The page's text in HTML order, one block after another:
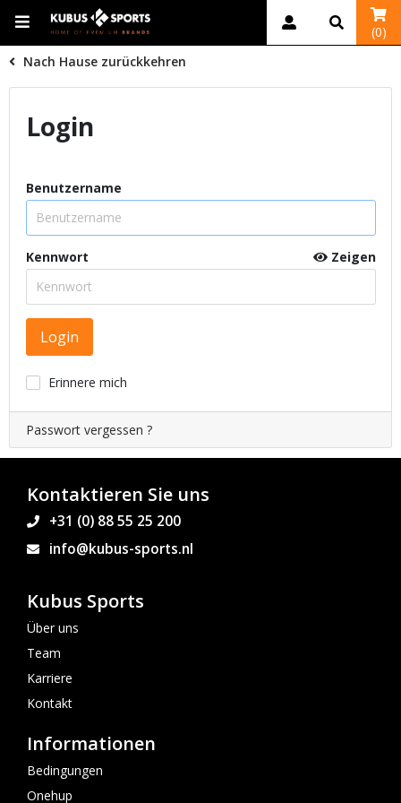
(0)
Nach Hause zurückkehren
Login
Benutzername
Kennwort Zeigen
Erinnere mich
Passwort vergessen ?
Kontaktieren Sie uns
+31 (0) 88 55 25 200
info@kubus-sports.nl
Kubus Sports
Über uns
Team
Karriere
Kontakt
Informationen
Bedingungen
Onehup